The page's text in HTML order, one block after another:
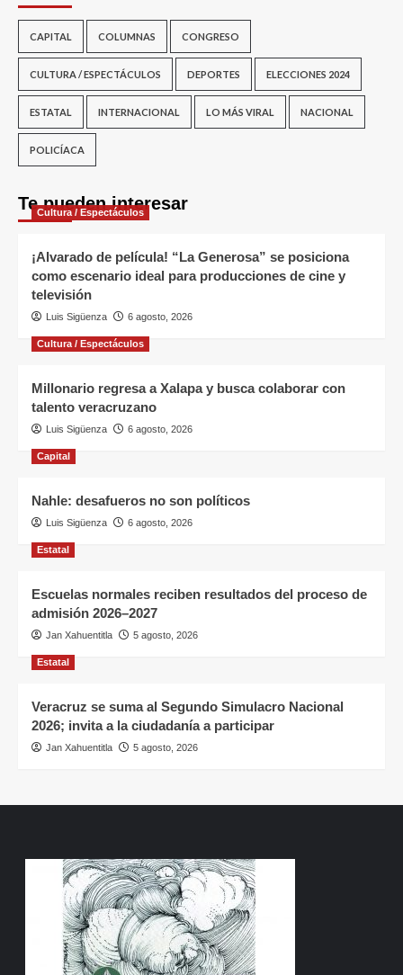
CAPITAL COLUMNAS CONGRESO
CULTURA / ESPECTÁCULOS DEPORTES ELECCIONES 2024
ESTATAL INTERNACIONAL LO MÁS VIRAL NACIONAL
POLICÍACA
Te pueden interesar
Cultura / Espectáculos
¡Alvarado de película! “La Generosa” se posiciona
como escenario ideal para producciones de cine y
televisión
Luis Sigüenza 6 agosto, 2026
Cultura / Espectáculos
Millonario regresa a Xalapa y busca colaborar con
talento veracruzano
Luis Sigüenza 6 agosto, 2026
Capital
Nahle: desafueros no son políticos
Luis Sigüenza 6 agosto, 2026
Estatal
Escuelas normales reciben resultados del proceso de
admisión 2026–2027
Jan Xahuentitla 5 agosto, 2026
Estatal
Veracruz se suma al Segundo Simulacro Nacional
2026; invita a la ciudadanía a participar
Jan Xahuentitla 5 agosto, 2026